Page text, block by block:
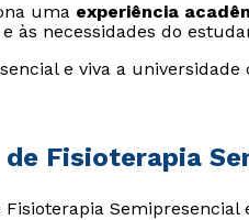
uma experiência
às necessidades do
e viva a
Fisioterapia
Semipresencial